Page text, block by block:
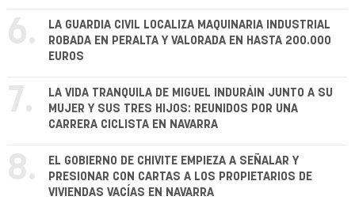
6.
LA GUARDIA CIVIL LOCALIZA MAQUINARIA INDUSTRIAL
ROBADA EN PERALTA Y VALORADA EN HASTA 200.000
EUROS
7.
LA VIDA TRANQUILA DE MIGUEL INDURÁIN JUNTO A SU
MUJER Y SUS TRES HIJOS: REUNIDOS POR UNA
CARRERA CICLISTA EN NAVARRA
8.
EL GOBIERNO DE CHIVITE EMPIEZA A SEÑALAR Y
PRESIONAR CON CARTAS A LOS PROPIETARIOS DE
VIVIENDAS VACÍAS EN NAVARRA